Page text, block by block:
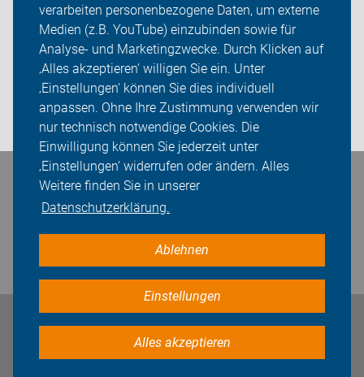
verarbeiten personenbezogene Daten, um externe
Medien (z.B. YouTube) einzubinden sowie für
Analyse- und Marketingzwecke. Durch Klicken auf
‚Alles akzeptieren‘ willigen Sie ein. Unter
‚Einstellungen‘ können Sie dies individuell
anpassen. Ohne Ihre Zustimmung verwenden wir
nur technisch notwendige Cookies. Die
Einwilligung können Sie jederzeit unter
‚Einstellungen‘ widerrufen oder ändern. Alles
Weitere finden Sie in unserer
Datenschutzerklärung.
Ablehnen
Einstellungen
Alles akzeptieren
Mitgliedschaft
Fachwissen
Presse
Login
Bleiben Sie in Kontakt